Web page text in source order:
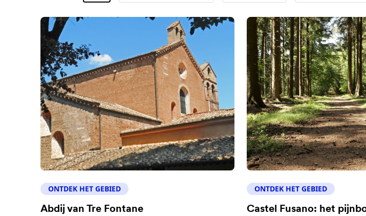
ONTDEK HET GEBIED
Abdij van Tre Fontane
ONTDEK HET GEBIED
Castel Fusano: het